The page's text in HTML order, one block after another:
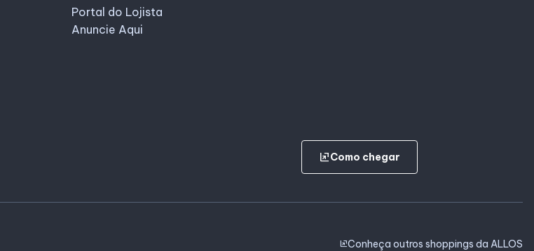
Portal do Lojista
Anuncie Aqui
ungroupComo chegar
ungroupConheça outros shoppings da ALLOS